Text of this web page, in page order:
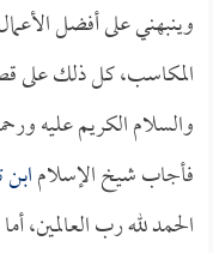
وينبهني على أفضل
المكاسب، كل ذلك على
والسلام الكريم عليه
فأجاب شيخ الإسلامابن
الحمد لله رب العالمين،